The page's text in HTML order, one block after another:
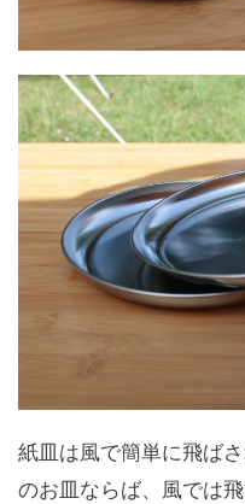
紙皿は風で簡単に飛ば
のお皿ならば、風では飛